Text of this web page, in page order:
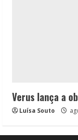
Verus lança a
Luísa Souto